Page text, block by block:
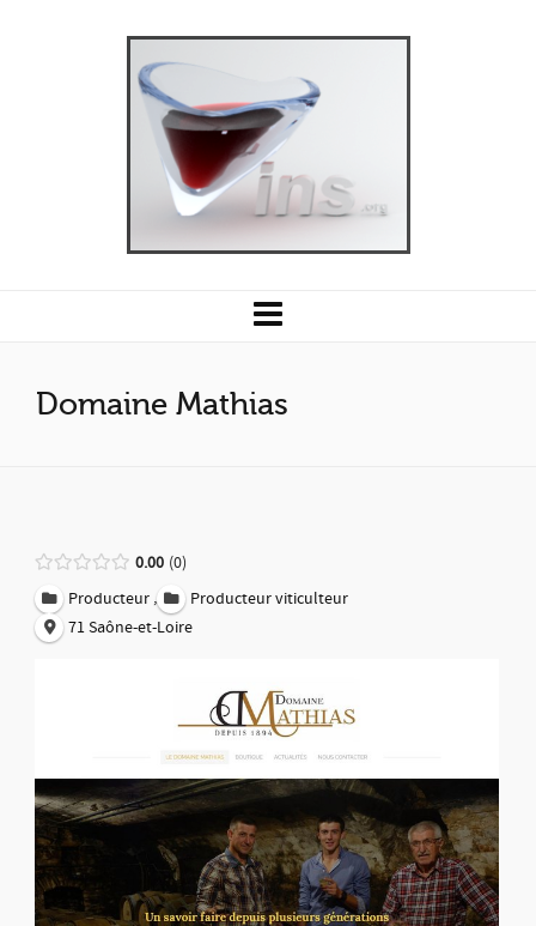
Domaine Mathias
0.00 0
Producteur ,
Producteur viticulteur
71 Saône-et-Loire